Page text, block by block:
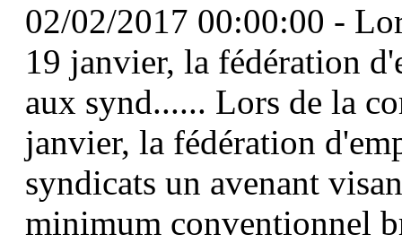
02/02/2017 00:00:00 -
19 janvier, la fédération
aux synd...... Lors de la
janvier, la fédération
syndicats un avenant
minimum conventionnel